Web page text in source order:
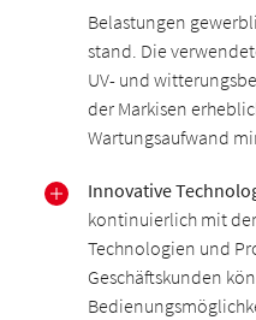
Belastungen
stand. Die
UV- und
der Markisen
Wartungsaufwand
Innovative
kontinuierlich mit
Technologien und
Geschäftskunden